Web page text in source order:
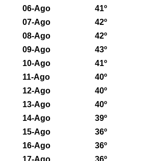
06-Ago
41º
07-Ago
42º
08-Ago
42º
09-Ago
43º
10-Ago
41º
11-Ago
40º
12-Ago
40º
13-Ago
40º
14-Ago
39º
15-Ago
36º
16-Ago
36º